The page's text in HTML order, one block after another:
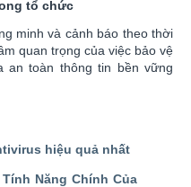
tổ chức
minh và cảnh báo theo thời
quan trọng của việc bảo vệ
toàn thông tin bền vững
hiệu quả nhất
Năng Chính Của